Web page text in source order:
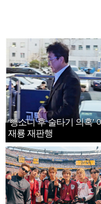
‘뺑소니 후 술타기 의혹’
재룡 재판행